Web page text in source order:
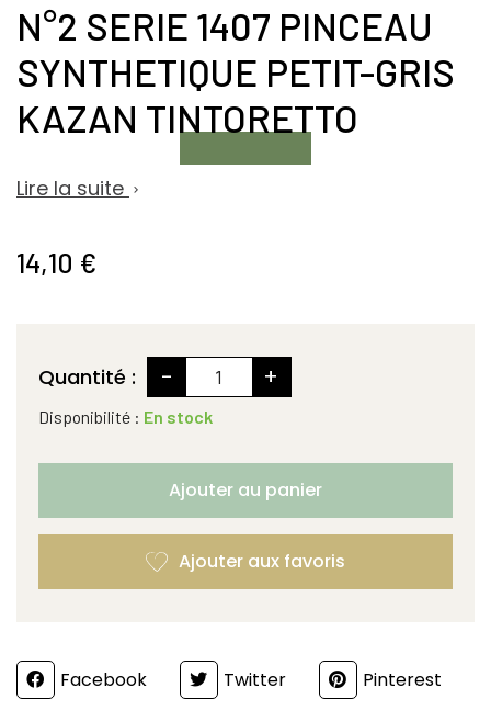
N°2 SERIE 1407 PINCEAU
SYNTHETIQUE PETIT-GRIS
KAZAN TINTORETTO
Lire la suite 
14,10 €
Quantité : - +
Disponibilité : En stock
Ajouter au panier
PartagerFacebook Twitter Pinterest